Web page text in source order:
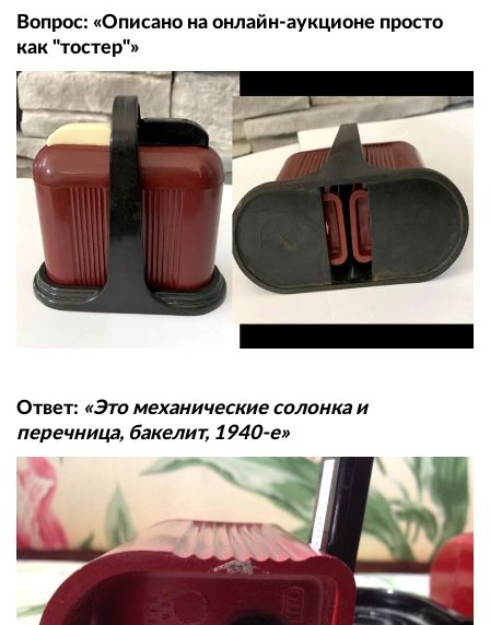
Вопрос: «Описано на онлайн-аукционе просто
как "тостер"»
Ответ: «Это механические солонка и
перечница, бакелит, 1940-е»